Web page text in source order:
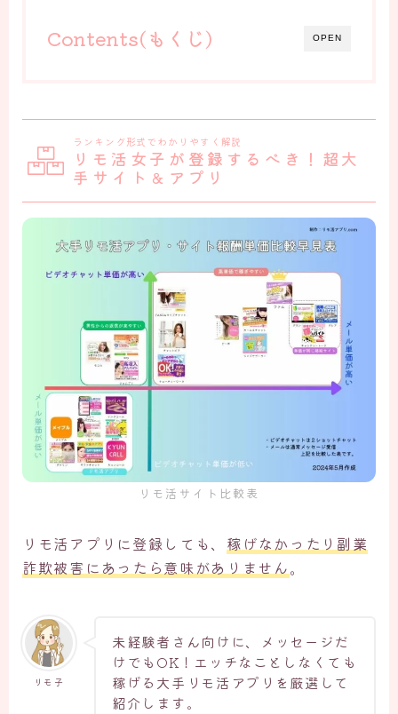
OPEN
Contents(もくじ)
ランキング形式でわかりやすく解説
リモ活女子が登録するべき！超大
手サイト＆アプリ
リモ活サイト比較表
リモ活アプリに登録しても、 稼げなかったり副業
詐欺被害にあったら意味がありません。
リモ子
未経験者さん向けに、メッセージだ
けでもOK！エッチなことしなくても
稼げる大手リモ活アプリを厳選して
紹介します。